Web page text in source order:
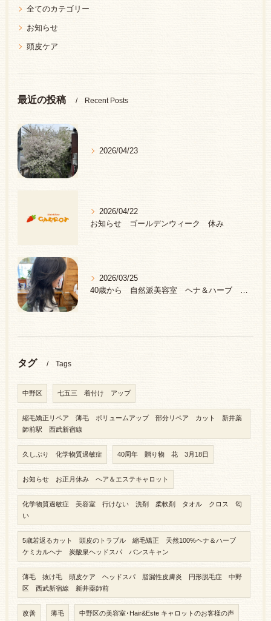
全てのカテゴリー
お知らせ
頭皮ケア
最近の投稿 Recent Posts
2026/04/23
2026/04/22
お知らせ ゴールデンウィーク 休み
2026/03/25
40歳から 自然派美容室 ヘナ＆ハーブ 中野区 新井薬師前駅
タグ Tags
中野区 七五三 着付け アップ
縮毛矯正リペア 薄毛 ボリュームアップ 部分リペア カット 新井薬
師前駅 西武新宿線
久しぶり 化学物質過敏症 40周年 贈り物 花 3月18日
お知らせ お正月休み ヘア＆エステキャロット
化学物質過敏症 美容室 行けない 洗剤 柔軟剤 タオル クロス 匂
い
5歳若返るカット 頭皮のトラブル 縮毛矯正 天然100%ヘナ＆ハーブ
ケミカルヘナ 炭酸泉ヘッドスパ バンスキャン
薄毛 抜け毛 頭皮ケア ヘッドスパ 脂漏性皮膚炎 円形脱毛症 中野
区 西武新宿線 新井薬師前
改善 薄毛 中野区の美容室･Hair&Este キャロットのお客様の声